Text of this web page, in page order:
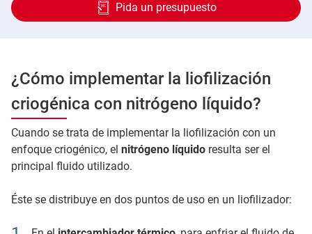
Pida un presupuesto
¿Cómo implementar la liofilización
criogénica con nitrógeno líquido?
Cuando se trata de implementar la liofilización con un
enfoque criogénico, el nitrógeno líquido resulta ser el
principal fluido utilizado.
Éste se distribuye en dos puntos de uso en un liofilizador: